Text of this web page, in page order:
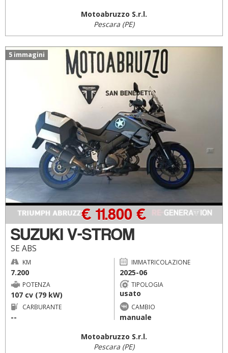
Motoabruzzo S.r.l.
Pescara (PE)
5 immagini
SUZUKI V-STROM
SE ABS
€ 11.800 €
KM
7.200
IMMATRICOLAZIONE
2025-06
POTENZA
107 cv (79 kW)
TIPOLOGIA
usato
CARBURANTE
--
CAMBIO
manuale
Motoabruzzo S.r.l.
Pescara (PE)